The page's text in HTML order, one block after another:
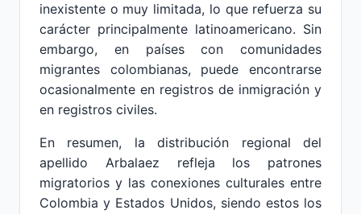
inexistente o muy limitada, lo que refuerza su
carácter principalmente latinoamericano. Sin
embargo, en países con comunidades
migrantes colombianas, puede encontrarse
ocasionalmente en registros de inmigración y
en registros civiles.
En resumen, la distribución regional del
apellido Arbalaez refleja los patrones
migratorios y las conexiones culturales entre
Colombia y Estados Unidos, siendo estos los